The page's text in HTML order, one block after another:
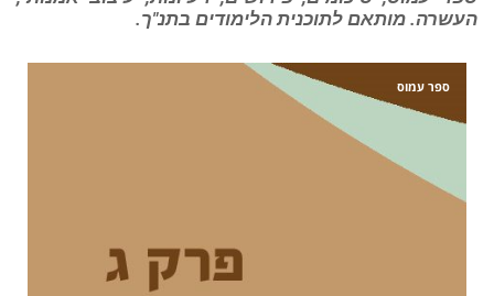
העשרה. מותאם לתוכנית הלימודים בתנ"ך.
ספר עמוס